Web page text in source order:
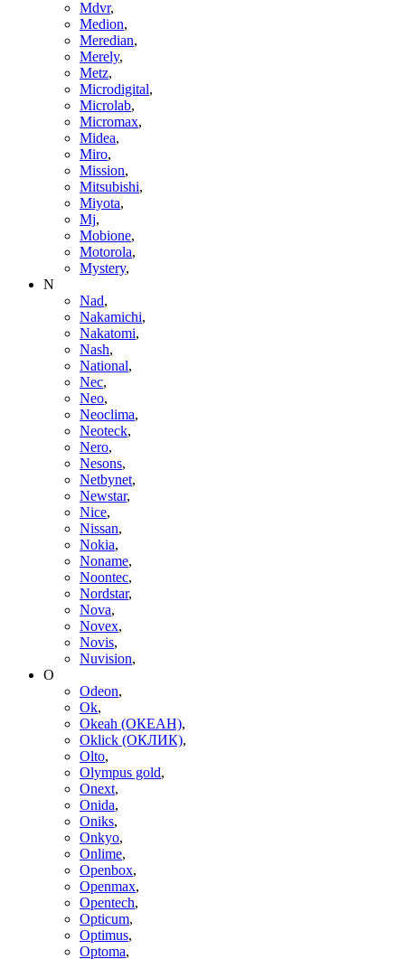
Mdvr,
Medion,
Meredian,
Merely,
Metz,
Microdigital,
Microlab,
Micromax,
Midea,
Miro,
Mission,
Mitsubishi,
Miyota,
Mj,
Mobione,
Motorola,
Mystery,
N
Nad,
Nakamichi,
Nakatomi,
Nash,
National,
Nec,
Neo,
Neoclima,
Neoteck,
Nero,
Nesons,
Netbynet,
Newstar,
Nice,
Nissan,
Nokia,
Noname,
Noontec,
Nordstar,
Nova,
Novex,
Novis,
Nuvision,
O
Odeon,
Ok,
Okeah (ОКЕАН),
Oklick (ОКЛИК),
Olto,
Olympus gold,
Onext,
Onida,
Oniks,
Onkyo,
Onlime,
Openbox,
Openmax,
Opentech,
Opticum,
Optimus,
Optoma,